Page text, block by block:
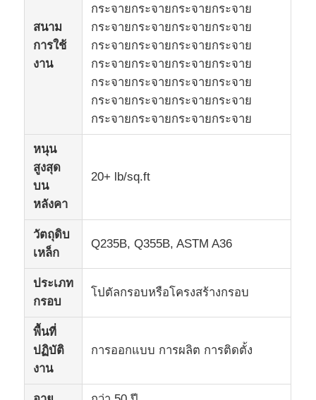
สินค้า
การควบคุมคุณภาพ
ข่าว
กรณี
บล็อก
ขอใบเสนอราคา
สนาม
การใช้
งาน
กระจายกระจายกระจายกระจาย
กระจายกระจายกระจายกระจาย
กระจายกระจายกระจายกระจาย
กระจายกระจายกระจายกระจาย
กระจายกระจายกระจายกระจาย
กระจายกระจายกระจายกระจาย
กระจายกระจายกระจายกระจาย
หนุน
สูงสุด
บน
หลังคา
20+ lb/sq.ft
วัตถุดิบ
เหล็ก
Q235B, Q355B, ASTM A36
ประเภท
กรอบ
โปตัลกรอบหรือโครงสร้างกรอบ
พื้นที่
ปฏิบัติ
งาน
การออกแบบ การผลิต การติดตั้ง